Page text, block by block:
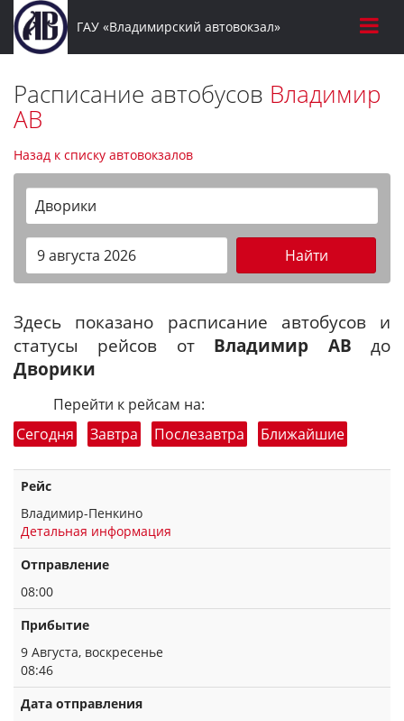
ГАУ «Владимирский автовокзал»
Расписание автобусов Владимир
АВ
Назад к списку автовокзалов
Дворики
Найти
Здесь показано расписание автобусов и
статусы рейсов от Владимир АВ до
Дворики
Перейти к рейсам на:
Сегодня
Завтра Послезавтра Ближайшие
Рейс
Владимир-Пенкино
Детальная информация
Отправление
08:00
Прибытие
9 Августа, воскресенье
08:46
Дата отправления